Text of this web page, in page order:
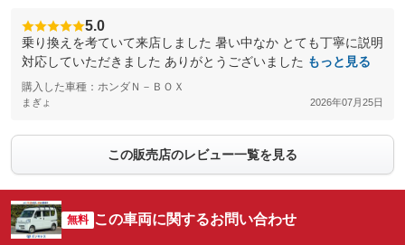
5.0
乗り換えを考ていて来店しました 暑い中なか とても丁寧に説明
対応していただきました ありがとうございました もっと見る
購入した車種：ホンダＮ－ＢＯＸ
まぎょ 2026年07月25日
この販売店のレビュー一覧を見る
無料 この車両に関するお問い合わせ